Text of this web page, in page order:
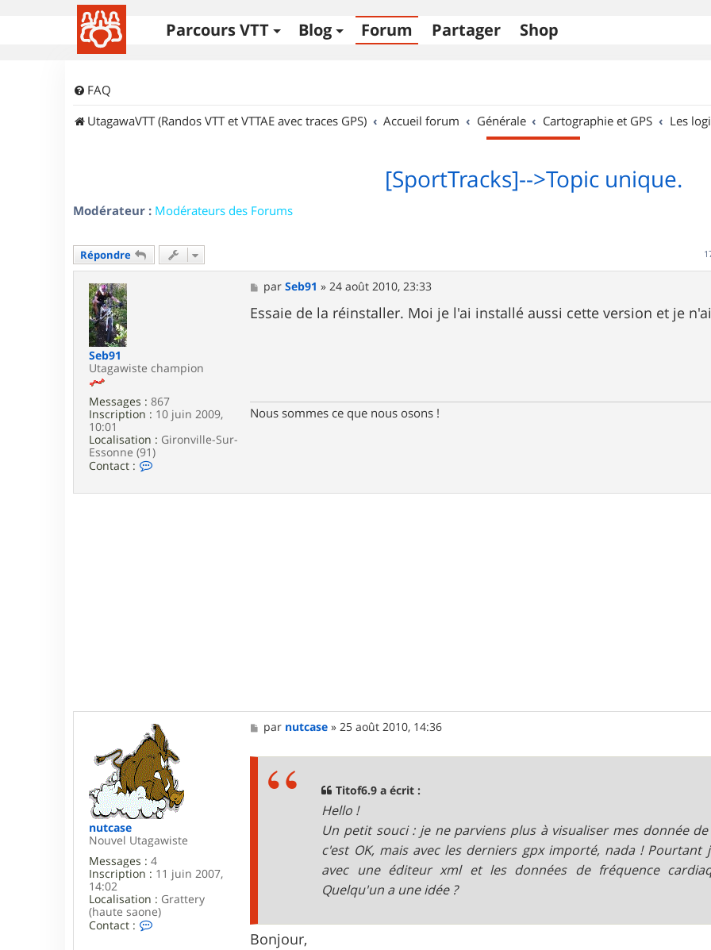
Parcours VTT Blog Forum Partager Shop
FAQ
UtagawaVTT (Randos VTT et VTTAE avec traces GPS)
Accueil forum Générale Cartographie et GPS Les
[SportTracks]-->Topic unique.
Modérateur : Modérateurs des Forums
Répondre
Seb91
Utagawiste champion
Messages : 867
Inscription : 10 juin 2009,
10:01
Localisation : Gironville-Sur-
Essonne (91)
Contact :
M
e
s
s
parSeb91 »24 août 2010, 23:33
Essaie de la réinstaller. Moi je l'ai installé aussi cette version et je
Nous sommes ce que nous osons !
nutcase
Nouvel Utagawiste
Messages : 4
Inscription : 11 juin 2007,
14:02
Localisation : Grattery
(haute saone)
Contact :
M
e
par nutcase »25 août 2010, 14:36
Titof6.9 a écrit :
Hello !
Un petit souci : je ne parviens plus à visualiser mes donnée
c'est OK, mais avec les derniers gpx importé, nada !
avec une éditeur xml et les données de fréquence
Quelqu'un a une idée ?
Bonjour,